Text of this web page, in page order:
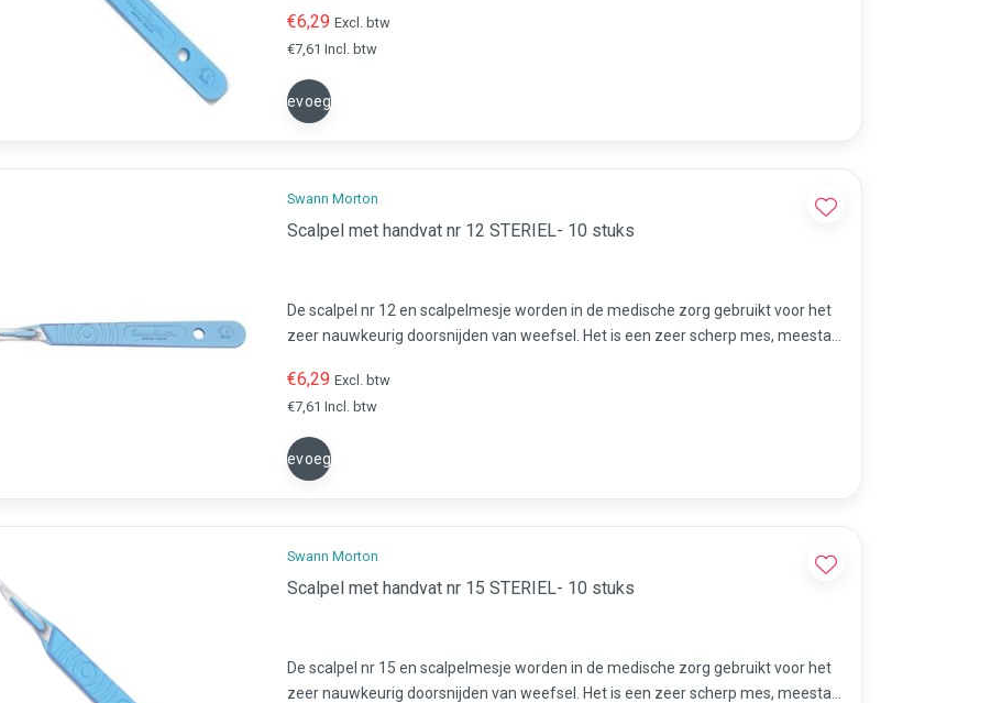
€6,29 Excl. btw
€7,61 Incl. btw
Toevoegen
Swann Morton
Scalpel met handvat nr 12 STERIEL- 10 stuks
De scalpel nr 12 en scalpelmesje worden in de medische zorg gebruikt voor het
zeer nauwkeurig doorsnijden van weefsel. Het is een zeer scherp mes, meestal
€6,29 Excl. btw
€7,61 Incl. btw
Toevoegen
Swann Morton
Scalpel met handvat nr 15 STERIEL- 10 stuks
De scalpel nr 15 en scalpelmesje worden in de medische zorg gebruikt voor het
zeer nauwkeurig doorsnijden van weefsel. Het is een zeer scherp mes, meestal